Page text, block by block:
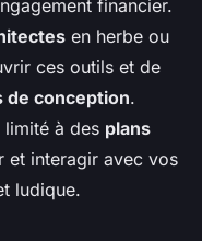
financier.
en herbe ou
ces outils et de
de conception.
limité à des plans
et interagir avec vos
ludique.